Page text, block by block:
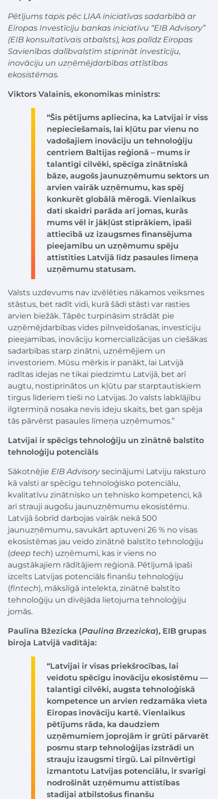
Pētījums tapis pēc LIAA iniciatīvas sadarbībā ar
Eiropas Investīciju bankas iniciatīvu “EIB Advisory”
(EIB konsultatīvais atbalsts), kas palīdz Eiropas
Savienības dalībvalstīm stiprināt investīciju,
inovāciju un uzņēmējdarbības attīstības
ekosistēmas.
Viktors Valainis, ekonomikas ministrs:
“Šis pētījums apliecina, ka Latvijai ir viss
nepieciešamais, lai kļūtu par vienu no
vadošajiem inovāciju un tehnoloģiju
centriem Baltijas reģionā – mums ir
talantīgi cilvēki, spēcīga zinātniskā
bāze, augošs jaunuzņēmumu sektors un
arvien vairāk uzņēmumu, kas spēj
konkurēt globālā mērogā. Vienlaikus
dati skaidri parāda arī jomas, kurās
mums vēl ir jākļūst stiprākiem, īpaši
attiecībā uz izaugsmes finansējuma
pieejamību un uzņēmumu spēju
attīstīties Latvijā līdz pasaules līmeņa
uzņēmumu statusam.
Valsts uzdevums nav izvēlēties nākamos veiksmes
stāstus, bet radīt vidi, kurā šādi stāsti var rasties
arvien biežāk. Tāpēc turpināsim strādāt pie
uzņēmējdarbības vides pilnveidošanas, investīciju
pieejamības, inovāciju komercializācijas un ciešākas
sadarbības starp zinātni, uzņēmējiem un
investoriem. Mūsu mērķis ir panākt, lai Latvijā
radītas idejas ne tikai piedzimtu Latvijā, bet arī
augtu, nostiprinātos un kļūtu par starptautiskiem
tirgus līderiem tieši no Latvijas. Jo valsts labklājību
ilgtermiņā nosaka nevis ideju skaits, bet gan spēja
tās pārvērst pasaules līmeņa uzņēmumos.”
Latvijai ir spēcīgs tehnoloģiju un zinātnē balstīto
tehnoloģiju potenciāls
Sākotnējie EIB Advisorysecinājumi Latviju raksturo
kā valsti ar spēcīgu tehnoloģisko potenciālu,
kvalitatīvu zinātnisko un tehnisko kompetenci, kā
arī strauji augošu jaunuzņēmumu ekosistēmu.
Latvijā šobrīd darbojas vairāk nekā 500
jaunuzņēmumu, savukārt aptuveni 26 % no visas
ekosistēmas jau veido zinātnē balstīto tehnoloģiju
(deep tech) uzņēmumi, kas ir viens no
augstākajiem rādītājiem reģionā. Pētījumā īpaši
izcelts Latvijas potenciāls finanšu tehnoloģiju
(fintech), mākslīgā intelekta, zinātnē balstīto
tehnoloģiju un divējāda lietojuma tehnoloģiju
jomās.
Paulīna Bžezicka (Paulina Brzezicka), EIB grupas
biroja Latvijā vadītāja:
“Latvijai ir visas priekšrocības, lai
veidotu spēcīgu inovāciju ekosistēmu —
talantīgi cilvēki, augsta tehnoloģiskā
kompetence un arvien redzamāka vieta
Eiropas inovāciju kartē. Vienlaikus
pētījums rāda, ka daudziem
uzņēmumiem joprojām ir grūti pārvarēt
posmu starp tehnoloģijas izstrādi un
strauju izaugsmi tirgū. Lai pilnvērtīgi
izmantotu Latvijas potenciālu, ir svarīgi
nodrošināt uzņēmumu attīstības
stadijai atbilstošus finanšu